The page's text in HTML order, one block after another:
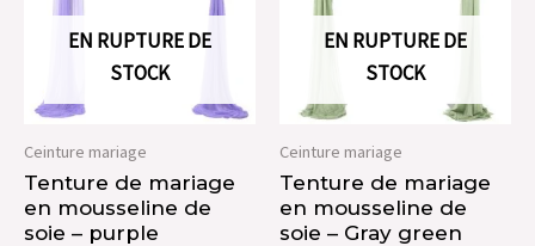
EN RUPTURE DE
STOCK
Ceinture mariage
Tenture de mariage
en mousseline de
soie – purple
EN RUPTURE DE
STOCK
Ceinture mariage
Tenture de mariage
en mousseline de
soie – Gray green